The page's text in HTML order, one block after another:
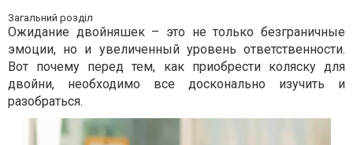
Загальний розділ
Ожидание двойняшек – это не только безграничные
эмоции, но и увеличенный уровень ответственности.
Вот почему перед тем, как приобрести коляску для
двойни, необходимо все досконально изучить и
разобраться.